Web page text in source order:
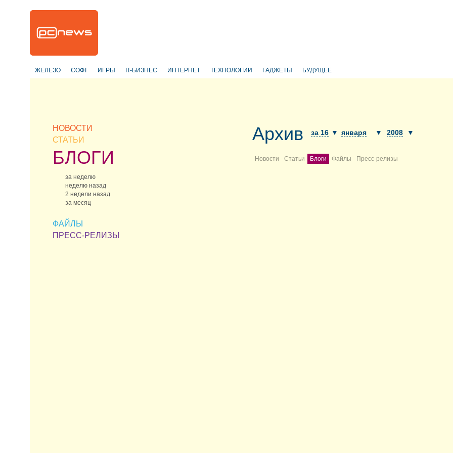
ЖЕЛЕЗО СОФТ ИГРЫ IT-БИЗНЕС ИНТЕРНЕТ ТЕХНОЛОГИИ ГАДЖЕТЫ БУДУЩЕЕ
НОВОСТИ
СТАТЬИ
БЛОГИ
за неделю
неделю назад
2 недели назад
за месяц
ФАЙЛЫ
ПРЕСС-РЕЛИЗЫ
Архив за 16 ▼ января ▼ 2008 ▼
Новости Статьи Блоги Файлы Пресс-релизы